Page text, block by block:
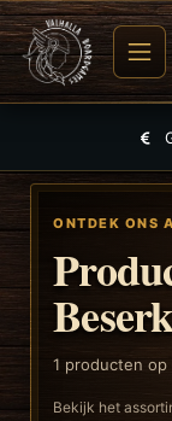
ONTDEK ONS
1 producten op
Bekijk het